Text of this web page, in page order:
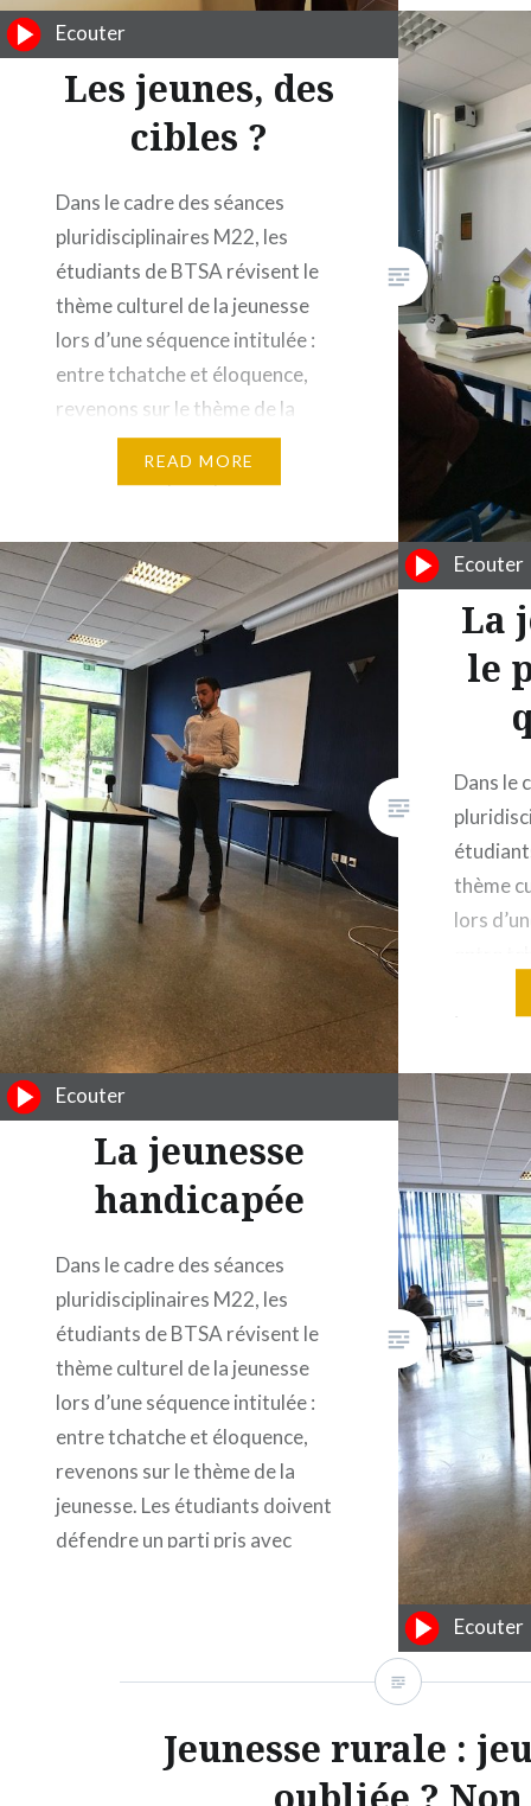
et
Voi …
Les jeunes, des
cibles ?
Dans le cadre des séances
pluridisciplinaires M22, les
étudiants de BTSA révisent le
thème culturel de la jeunesse
lors d’une séquence intitulée :
entre tchatche et éloquence,
revenons sur le thème de la
jeunesse. Les étudiants doivent
Diane défendent un point de vue
: les jeunes…
READ MORE
Ecouter
La
le
Dans le
thème
lors
Ecouter
La jeunesse
handicapée
Dans le cadre des séances
pluridisciplinaires M22, les
étudiants de BTSA révisent le
thème culturel de la jeunesse
lors d’une séquence intitulée :
entre tchatche et éloquence,
revenons sur le thème de la
jeunesse. Les étudiants doivent
défendre un parti pris avec
Ecouter
Jeunesse rurale :
Ecouter